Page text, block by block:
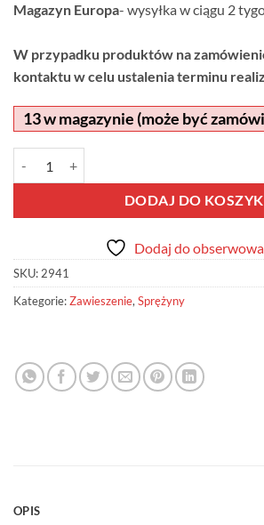
Magazyn Europa- wysyłka w ciągu 2
W przypadku produktów na
kontaktu w celu ustalenia terminu
13 w magazynie (może być
DODAJ DO
Dodaj do
SKU: 2941
Kategorie:Zawieszenie, Sprężyny
OPIS